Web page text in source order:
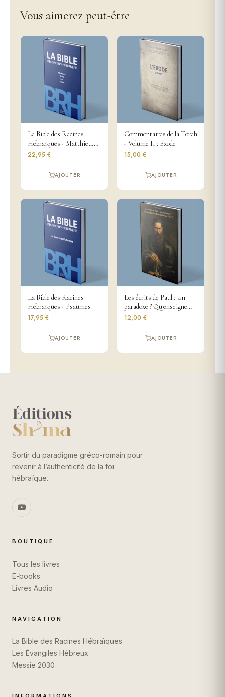
Vous aimerez peut-être
La Bible des Racines
Hébraïques - Matthieu,
Marc, Luc, Jean
22,95 €
AJOUTER
Commentaires de la Torah
- Volume II : Exode
15,00 €
AJOUTER
La Bible des Racines
Hébraïques - Psaumes
17,95 €
AJOUTER
Les écrits de Paul : Un
paradoxe ? Qu'enseigne
Paul sur la Loi de Dieu ?
12,00 €
AJOUTER
Sortir du paradigme gréco-romain pour
revenir à l’authenticité de la foi
hébraïque.
BOUTIQUE
Tous les livres
E-books
Livres Audio
NAVIGATION
La Bible des Racines Hébraïques
Les Évangiles Hébreux
Messie 2030